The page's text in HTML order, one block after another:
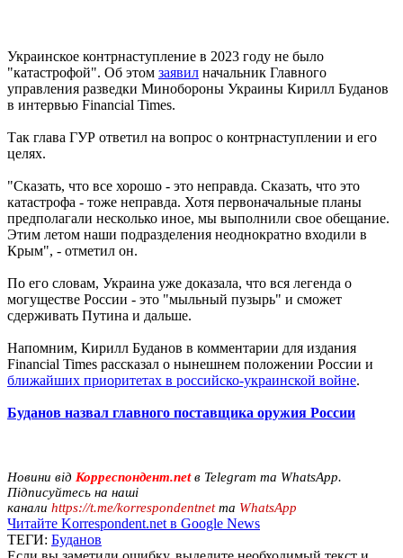
Украинское контрнаступление в 2023 году не было
"катастрофой". Об этом заявил начальник Главного
управления разведки Минобороны Украины Кирилл Буданов
в интервью Financial Times.
Так глава ГУР ответил на вопрос о контрнаступлении и его
целях.
"Сказать, что все хорошо - это неправда. Сказать, что это
катастрофа - тоже неправда. Хотя первоначальные планы
предполагали несколько иное, мы выполнили свое обещание.
Этим летом наши подразделения неоднократно входили в
Крым", - отметил он.
По его словам, Украина уже доказала, что вся легенда о
могуществе России - это "мыльный пузырь" и сможет
сдерживать Путина и дальше.
Напомним, Кирилл Буданов в комментарии для издания
Financial Times рассказал о нынешнем положении России и
ближайших приоритетах в российско-украинской войне.
Буданов назвал главного поставщика оружия России
Новини від Корреспондент.netв Telegram та WhatsApp.
Підписуйтесь на наші
канали https://t.me/korrespondentnetта WhatsApp
Читайте Korrespondent.net в Google News
ТЕГИ: Буданов